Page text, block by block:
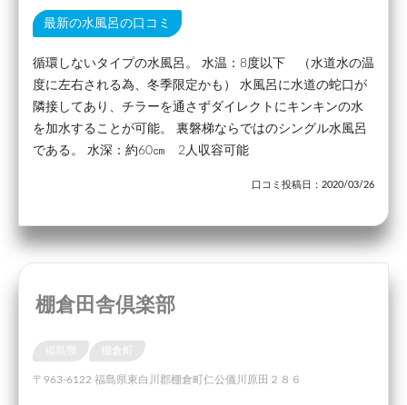
最新の水風呂の口コミ
循環しないタイプの水風呂。 水温：8度以下 （水道水の温
度に左右される為、冬季限定かも） 水風呂に水道の蛇口が
隣接してあり、チラーを通さずダイレクトにキンキンの水
を加水することが可能。 裏磐梯ならではのシングル水風呂
である。 水深：約60㎝ 2人収容可能
口コミ投稿日：2020/03/26
棚倉田舎倶楽部
〒963-6122 福島県東白川郡棚倉町仁公儀川原田２８６